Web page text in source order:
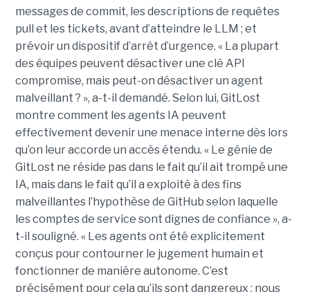
messages de commit, les descriptions de requêtes
pull et les tickets, avant d’atteindre le LLM ; et
prévoir un dispositif d’arrêt d’urgence. « La plupart
des équipes peuvent désactiver une clé API
compromise, mais peut-on désactiver un agent
malveillant ? », a-t-il demandé. Selon lui, GitLost
montre comment les agents IA peuvent
effectivement devenir une menace interne dès lors
qu’on leur accorde un accès étendu. « Le génie de
GitLost ne réside pas dans le fait qu’il ait trompé une
IA, mais dans le fait qu’il a exploité à des fins
malveillantes l’hypothèse de GitHub selon laquelle
les comptes de service sont dignes de confiance », a-
t-il souligné. « Les agents ont été explicitement
conçus pour contourner le jugement humain et
fonctionner de manière autonome. C’est
précisément pour cela qu’ils sont dangereux : nous